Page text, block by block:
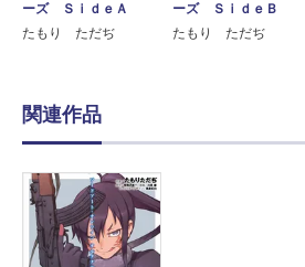
ーズ ＳｉｄｅＡ
たもり ただぢ
ーズ ＳｉｄｅＢ
たもり ただぢ
関連作品